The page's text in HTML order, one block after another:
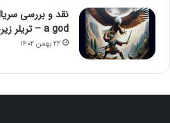
a god – تریلر زیرنویس فارسی
۲۲ بهمن ۱۴۰۲